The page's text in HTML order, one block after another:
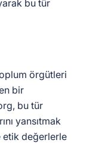
bu tür
örgütleri
bir
bu tür
yansıtmak
etik değerlerle